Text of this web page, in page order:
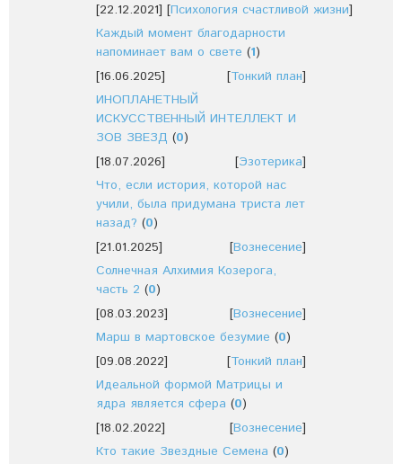
[22.12.2021] [Психология счастливой жизни]
Каждый момент благодарности
напоминает вам о свете (1)
[16.06.2025]
[Тонкий план]
ИНОПЛАНЕТНЫЙ
ИСКУССТВЕННЫЙ ИНТЕЛЛЕКТ И
ЗОВ ЗВЕЗД (0)
[18.07.2026]
[Эзотерика]
Что, если история, которой нас
учили, была придумана триста лет
назад? (0)
[21.01.2025]
[Вознесение]
Солнечная Алхимия Козерога,
часть 2 (0)
[08.03.2023]
[Вознесение]
Марш в мартовское безумие (0)
[09.08.2022]
[Тонкий план]
Идеальной формой Матрицы и
ядра является сфера (0)
[18.02.2022]
[Вознесение]
Кто такие Звездные Семена (0)